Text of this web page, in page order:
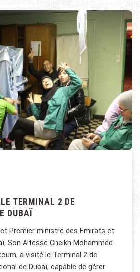
TERMINAL 2 DE
DUBAÏ
Premier ministre des Emirats et
Son Altesse Cheikh Mohammed
a visité le Terminal 2 de
de Dubaï, capable de gérer